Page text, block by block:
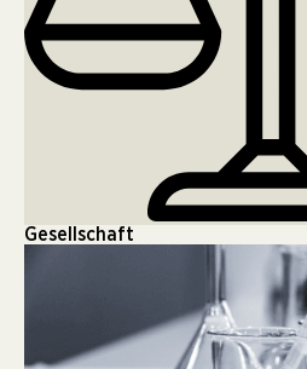
Gesellschaft